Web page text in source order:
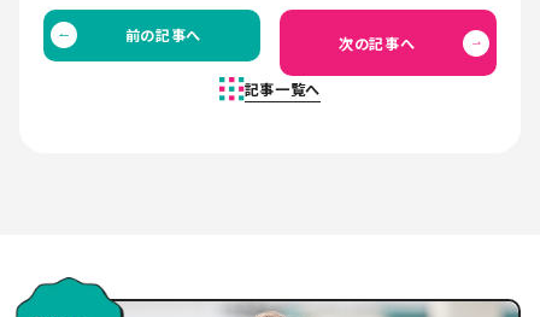
前の記事へ
記事一覧へ
次の記事へ